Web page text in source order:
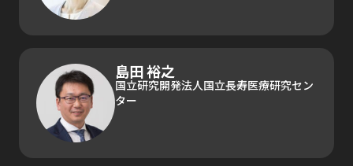
島田 裕之
国立研究開発法人国立長寿医療研究セン
ター